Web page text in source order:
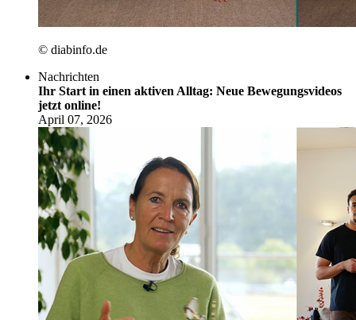
© diabinfo.de
Nachrichten
Ihr Start in einen aktiven Alltag: Neue Bewegungsvideos
jetzt online!
April 07, 2026